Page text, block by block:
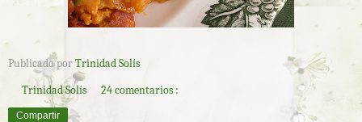
Publicado porTrinidad Solís
Trinidad Solís
24 comentarios :
Compartir